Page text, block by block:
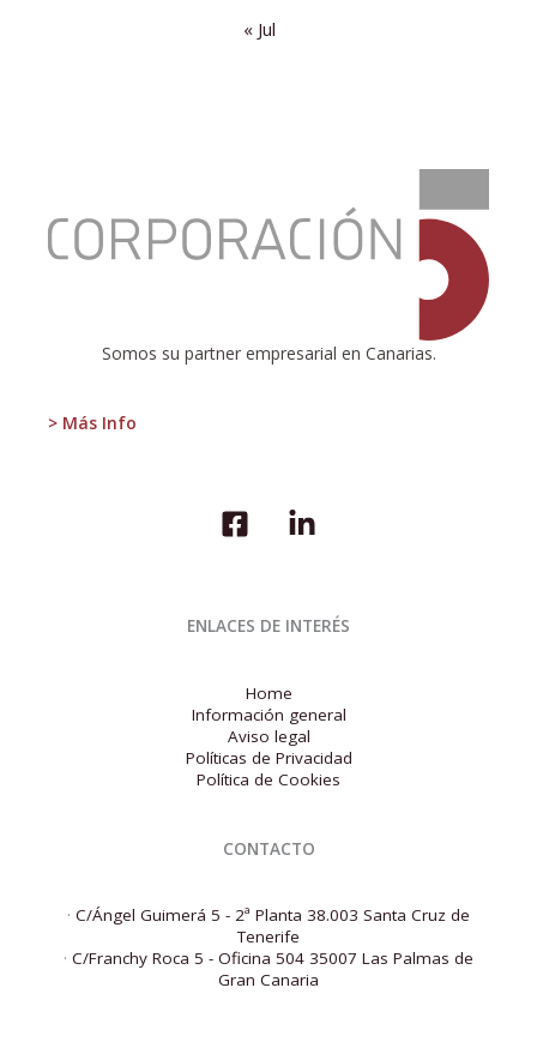
« Jul
Somos su partner empresarial en Canarias.
> Más Info
nobel
para
los
ENLACES DE INTERÉS
Home
Información general
Aviso legal
Políticas de Privacidad
Política de Cookies
CONTACTO
· C/Ángel Guimerá 5 - 2ª Planta 38.003 Santa Cruz de
Tenerife
· C/Franchy Roca 5 - Oficina 504 35007 Las Palmas de
Gran Canaria